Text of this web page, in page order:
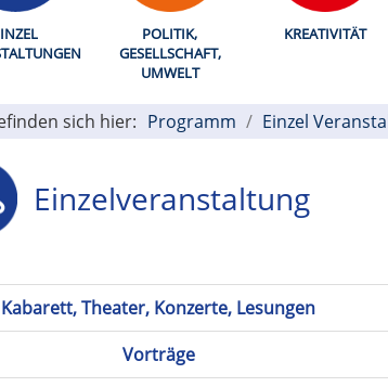
POLITIK,
GESELLSCHAFT,
UMWELT
KREATIVITÄT
sich hier: Programm Einzel
Einzelveranstaltung
Kabarett, Theater, Konzerte, Lesungen
Vorträge